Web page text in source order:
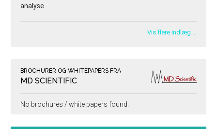
analyse
Vis flere indlæg …
BROCHURER OG WHITEPAPERS FRA
MD SCIENTIFIC
No brochures / white papers found.